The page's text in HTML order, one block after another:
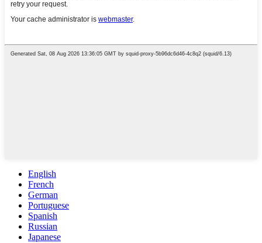
English
French
German
Portuguese
Spanish
Russian
Japanese